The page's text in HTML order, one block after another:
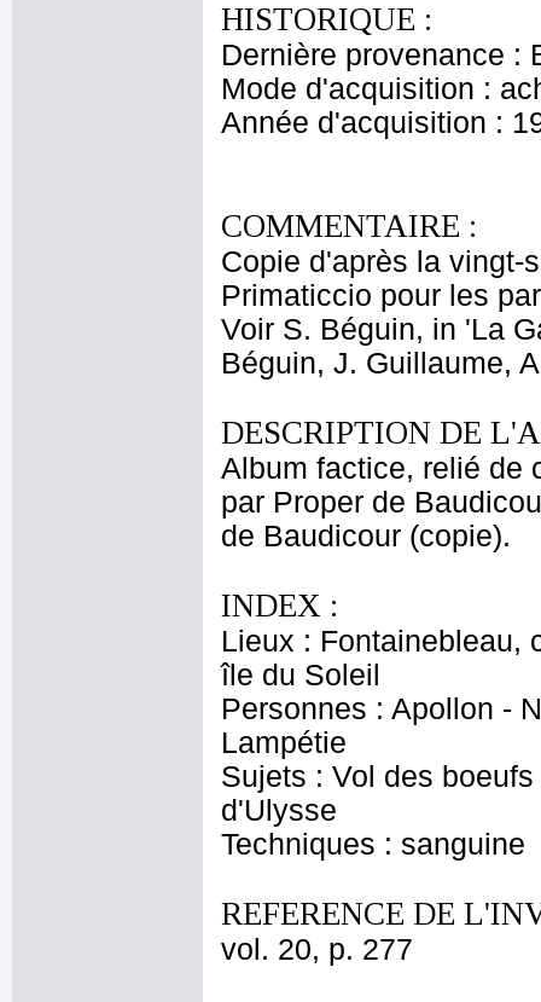
HISTORIQUE :
Dernière provenance :
Mode d'acquisition :
Année d'acquisition :
COMMENTAIRE :
Copie d'après la vingt-
Primaticcio pour les
Voir S. Béguin, in 'La
Béguin, J. Guillaume,
DESCRIPTION DE
Album factice, relié de
par Proper de
de Baudicour (copie).
INDEX :
Lieux : Fontainebleau,
île du Soleil
Personnes : Apollon -
Lampétie
Sujets : Vol des
d'Ulysse
Techniques : sanguine
REFERENCE DE
vol. 20, p. 277